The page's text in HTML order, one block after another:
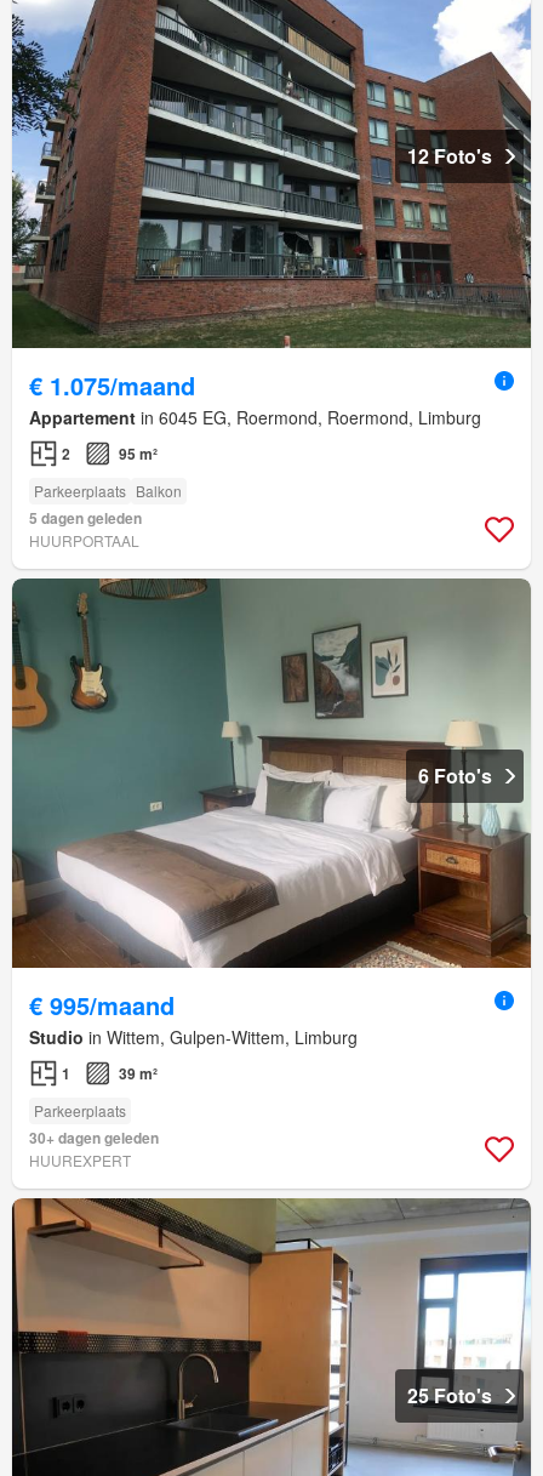
12 Foto's
€ 1.075/maand
Appartement in 6045 EG, Roermond, Roermond, Limburg
2 95 m²
Parkeerplaats Balkon
5 dagen geleden
HUURPORTAAL
6 Foto's
€ 995/maand
Studio in Wittem, Gulpen-Wittem, Limburg
1 39 m²
Parkeerplaats
30+ dagen geleden
HUUREXPERT
25 Foto's